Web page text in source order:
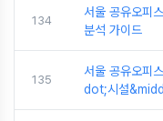
134
서울 공유오피
분석 가이드
135
서울 공유오피
dot;시설